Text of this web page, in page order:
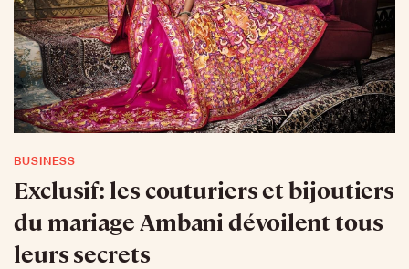
BUSINESS
Exclusif: les couturiers et bijoutiers
du mariage Ambani dévoilent tous
leurs secrets